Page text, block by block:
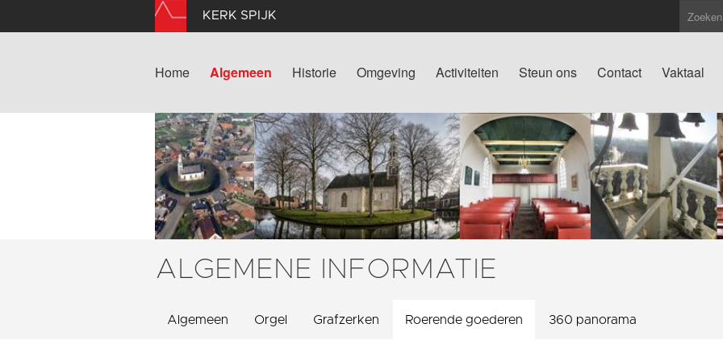
KERK SPIJK
Home Algemeen Historie Omgeving Activiteiten Steun ons Contact Vaktaal
ALGEMENE INFORMATIE
Algemeen Orgel Grafzerken Roerende goederen 360 panorama